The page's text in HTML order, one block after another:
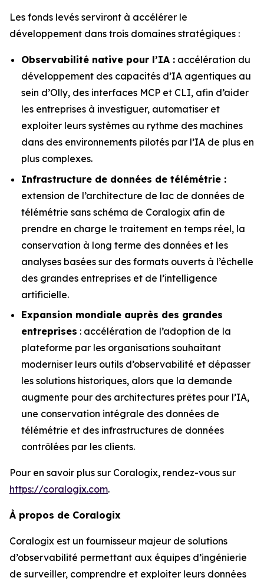
Les fonds levés serviront à accélérer le
développement dans trois domaines stratégiques :
Observabilité native pour l’IA : accélération du
développement des capacités d’IA agentiques au
sein d’Olly, des interfaces MCP et CLI, afin d’aider
les entreprises à investiguer, automatiser et
exploiter leurs systèmes au rythme des machines
dans des environnements pilotés par l’IA de plus en
plus complexes.
Infrastructure de données de télémétrie :
extension de l’architecture de lac de données de
télémétrie sans schéma de Coralogix afin de
prendre en charge le traitement en temps réel, la
conservation à long terme des données et les
analyses basées sur des formats ouverts à l’échelle
des grandes entreprises et de l’intelligence
artificielle.
Expansion mondiale auprès des grandes
entreprises : accélération de l’adoption de la
plateforme par les organisations souhaitant
moderniser leurs outils d’observabilité et dépasser
les solutions historiques, alors que la demande
augmente pour des architectures prêtes pour l’IA,
une conservation intégrale des données de
télémétrie et des infrastructures de données
contrôlées par les clients.
Pour en savoir plus sur Coralogix, rendez-vous sur
https://coralogix.com.
À propos de Coralogix
Coralogix est un fournisseur majeur de solutions
d’observabilité permettant aux équipes d’ingénierie
de surveiller, comprendre et exploiter leurs données